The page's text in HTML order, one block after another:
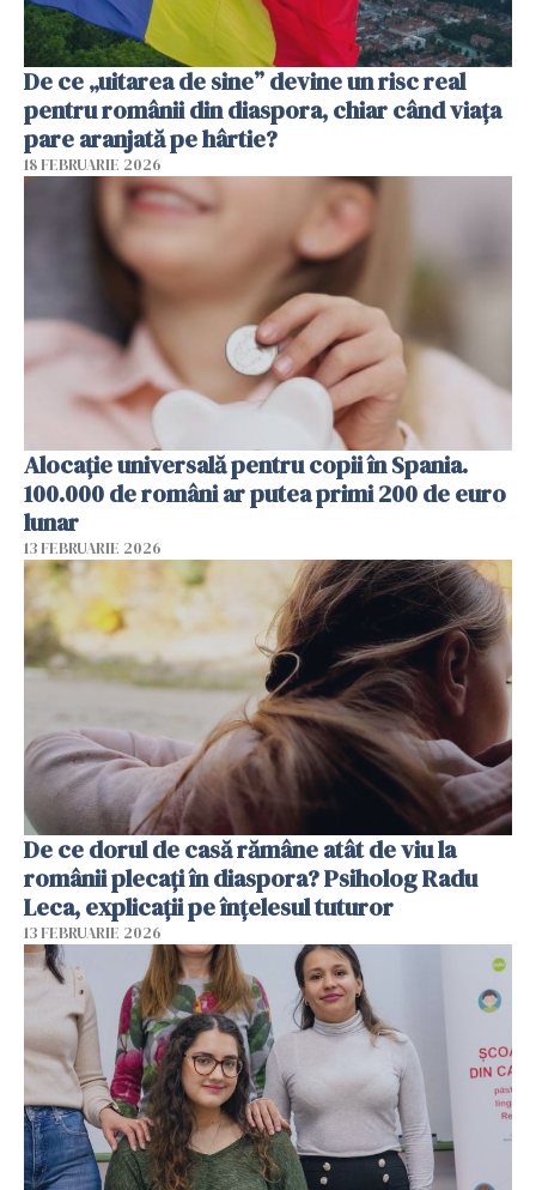
De ce „uitarea de sine” devine un risc real
pentru românii din diaspora, chiar când viața
pare aranjată pe hârtie?
18 FEBRUARIE 2026
Alocație universală pentru copii în Spania.
100.000 de români ar putea primi 200 de euro
lunar
13 FEBRUARIE 2026
De ce dorul de casă rămâne atât de viu la
românii plecați în diaspora? Psiholog Radu
Leca, explicații pe înțelesul tuturor
13 FEBRUARIE 2026